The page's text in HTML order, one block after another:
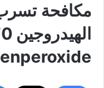
مكافحة